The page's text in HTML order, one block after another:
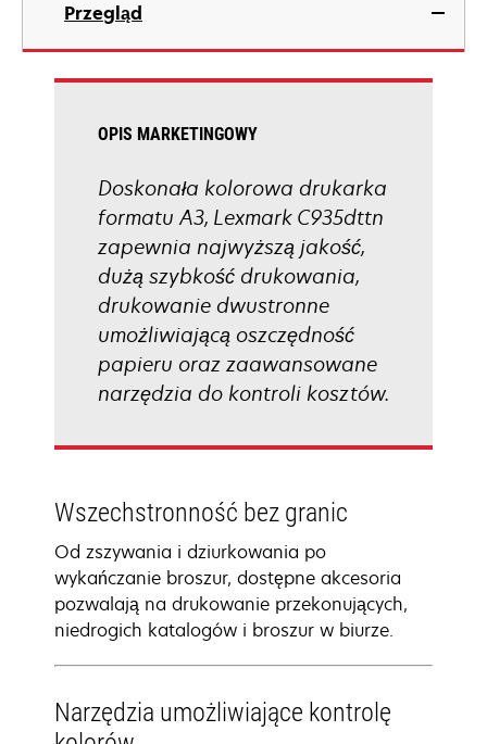
new
Przegląd
OPIS MARKETINGOWY
Doskonała kolorowa drukarka
formatu A3, Lexmark C935dttn
zapewnia najwyższą jakość,
dużą szybkość drukowania,
drukowanie dwustronne
umożliwiającą oszczędność
papieru oraz zaawansowane
narzędzia do kontroli kosztów.
Wszechstronność bez granic
Od zszywania i dziurkowania po
wykańczanie broszur, dostępne akcesoria
pozwalają na drukowanie przekonujących,
niedrogich katalogów i broszur w biurze.
Narzędzia umożliwiające kontrolę